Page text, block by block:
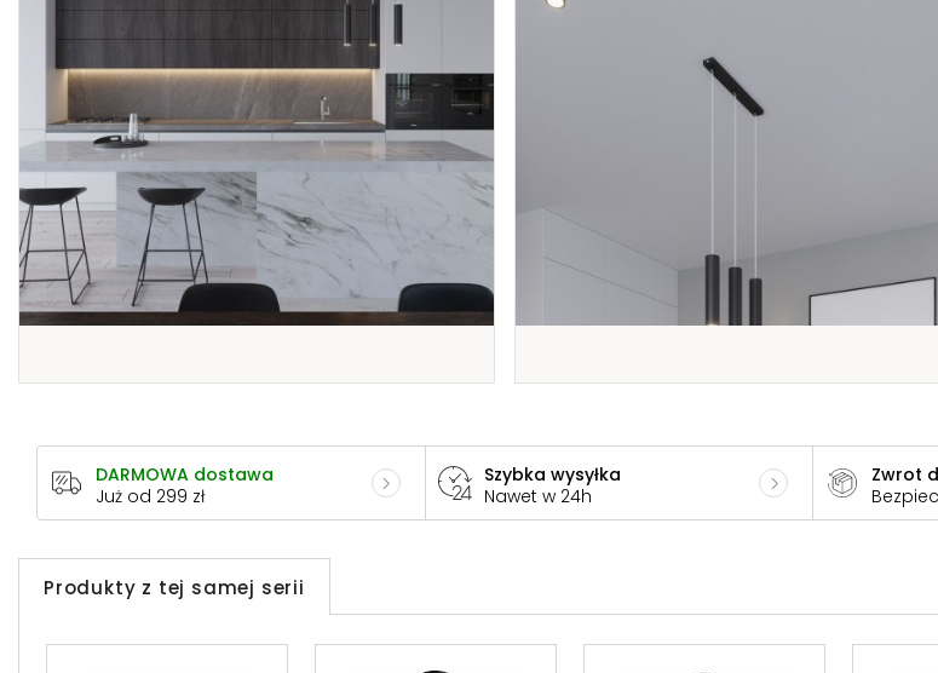
DARMOWA dostawa
Już od 299 zł
Szybka wysyłka
Nawet w 24h
Zwrot
Produkty z tej samej serii